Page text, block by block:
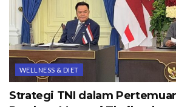
WELLNESS & DIET
Strategi TNI dalam